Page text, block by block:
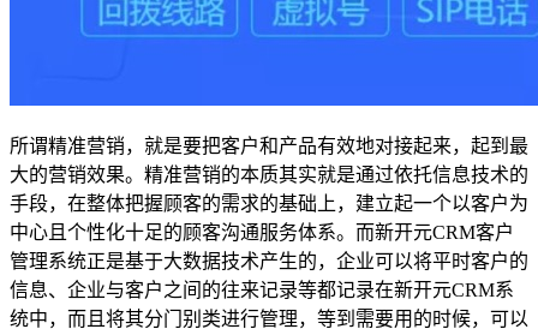
所谓精准营销，就是要把客户和产品有效地对接起来，起到最
大的营销效果。精准营销的本质其实就是通过依托信息技术的
手段，在整体把握顾客的需求的基础上，建立起一个以客户为
中心且个性化十足的顾客沟通服务体系。而新开元CRM客户
管理系统正是基于大数据技术产生的，企业可以将平时客户的
信息、企业与客户之间的往来记录等都记录在新开元CRM系
统中，而且将其分门别类进行管理，等到需要用的时候，可以